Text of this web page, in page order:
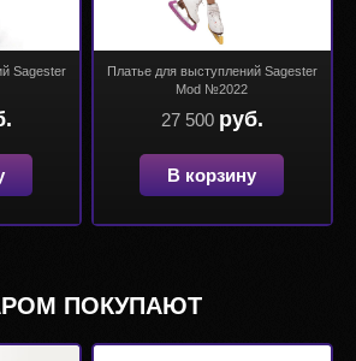
Sagester
Платье для выступлений Sagester
Mod №2022
27 500 руб.
В корзину
ПОКУПАЮТ